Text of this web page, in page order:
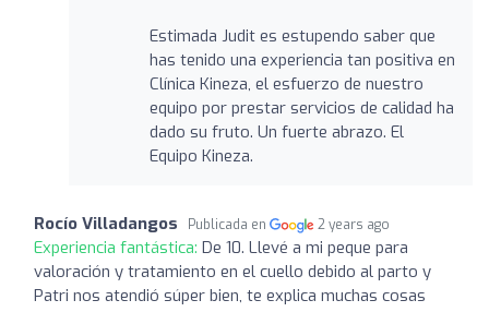
Estimada Judit es estupendo saber que
has tenido una experiencia tan positiva en
Clínica Kineza, el esfuerzo de nuestro
equipo por prestar servicios de calidad ha
dado su fruto. Un fuerte abrazo. El
Equipo Kineza.
Rocío Villadangos Publicada en 2 years ago
Experiencia fantástica: De 10. Llevé a mi peque para
valoración y tratamiento en el cuello debido al parto y
Patri nos atendió súper bien, te explica muchas cosas